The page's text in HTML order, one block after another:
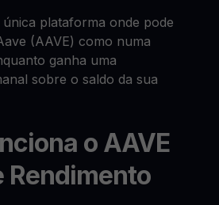
plataforma onde pode
(AAVE) como numa
ganha uma
sobre o saldo da sua
o AAVE
Rendimento